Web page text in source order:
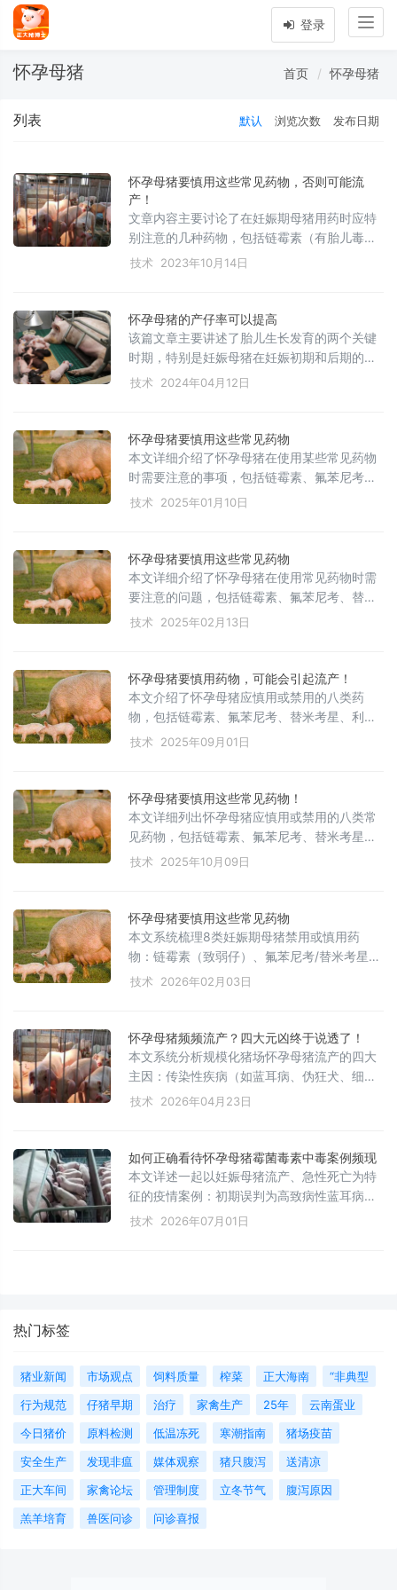
登录
怀孕母猪 首页 怀孕母猪
列表 默认 浏览次数 发布日期
怀孕母猪要慎用这些常见药物，否则可能流
产！
文章内容主要讨论了在妊娠期母猪用药时应特
别注意的几种药物，包括链霉素（有胎儿毒
性）、氟苯尼考和替米考星（呼吸道药物，胚
激素类药物（如丙酸睾丸酮，易导致流产）、
拟胆碱药物（增强子宫平滑肌兴奋）、抗寄生
虫药物（胚胎毒性大）以及某些中药（如红
花、大黄可能导致流产），强调了这些药物在
孕期应谨慎使用或禁用，以保障母猪和胎儿的
技术 2023年10月14日
怀孕母猪的产仔率可以提高
该篇文章主要讲述了胎儿生长发育的两个关键
时期，特别是妊娠母猪在妊娠初期和后期的营
养需求，以及如何选择适当的饲养方式以保证
不同类型的妊娠母猪（如断乳后体瘦、膘情良
好、青年母猪）的饲养策略，包括妊娠后期的
短期优饲和调整饲料成分以提升仔猪的出生质
量和母猪的繁殖性能。
技术 2024年04月12日
怀孕母猪要慎用这些常见药物
本文详细介绍了怀孕母猪在使用某些常见药物
时需要注意的事项，包括链霉素、氟苯尼考和
替米考星注射液、利尿药物、解热镇痛药、激
如导致流产或早产，因此在妊娠期应慎用或禁
用。文章旨在帮助养殖户了解并避免使用可能
对怀孕母猪及其胎儿有害的药物，确保母猪和
胎儿的健康。
技术 2025年01月10日
怀孕母猪要慎用这些常见药物
本文详细介绍了怀孕母猪在使用常见药物时需
要注意的问题，包括链霉素、氟苯尼考、替米
考星注射液、利尿药物、解热镇痛药、激素类
产的风险，提醒养殖户在妊娠期谨慎使用这些
药物，并严格遵循规定剂量，以确保母猪和胎
儿的健康。
技术 2025年02月13日
怀孕母猪要慎用药物，可能会引起流产！
本文介绍了怀孕母猪应慎用或禁用的八类药
物，包括链霉素、氟苯尼考、替米考星、利尿
药物、解热镇痛药、激素类药物、拟胆碱药
用药，保障母猪孕期安全。
技术 2025年09月01日
怀孕母猪要慎用这些常见药物！
本文详细列出怀孕母猪应慎用或禁用的八类常
见药物，包括链霉素、氟苯尼考、替米考星、
利尿药、解热镇痛药、激素类药物、拟胆碱药
避免盲目使用造成生产损失。
技术 2025年10月09日
怀孕母猪要慎用这些常见药物
本文系统梳理8类妊娠期母猪禁用或慎用药
物：链霉素（致弱仔）、氟苯尼考/替米考星
（强胚胎毒性）、利尿药（如呋塞米致子宫脱
（胃复安、新斯的明）、抗寄生虫药（阿维菌
素、吡喹酮）及部分活血/寒凉中药（红花、大
黄、芒硝等）。强调科学用药、规避流产与早
产风险，为规模化猪场和基层兽医提供实用妊
娠期用药安全指南。
技术 2026年02月03日
怀孕母猪频频流产？四大元凶终于说透了！
本文系统分析规模化猪场怀孕母猪流产的四大
主因：传染性疾病（如蓝耳病、伪狂犬、细小
病毒等）、饲养管理不当（霉变饲料、营养缺
精准营养、环境调控与规范操作的综合防控策
略，助力降低流产率、缩短非生产天数、提升
养殖效益。
技术 2026年04月23日
如何正确看待怀孕母猪霉菌毒素中毒案例频现
本文详述一起以妊娠母猪流产、急性死亡为特
征的疫情案例：初期误判为高致病性蓝耳病，
经血清学检测发现四种主要病毒（蓝耳、猪
案，并强调饲料防霉、分阶段营养干预及精准
免疫调整等关键防控建议。
技术 2026年07月01日
热门标签
猪业新闻 市场观点 饲料质量 榨菜 正大海南
“非典型
行为规范
仔猪早期 治疗 家禽生产 25年
云南蛋业
今日猪价
原料检测 低温冻死 寒潮指南
猪场疫苗
安全生产
发现非瘟 媒体观察 猪只腹泻
送清凉
正大车间
家禽论坛 管理制度 立冬节气
腹泻原因
羔羊培育
兽医问诊 问诊喜报